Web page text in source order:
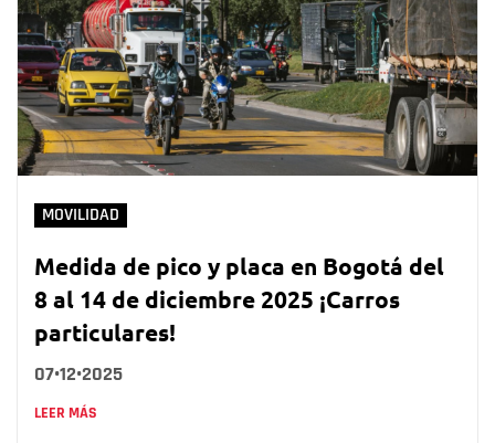
MOVILIDAD
Medida de pico y placa en Bogotá del
8 al 14 de diciembre 2025 ¡Carros
particulares!
07•12•2025
LEER MÁS